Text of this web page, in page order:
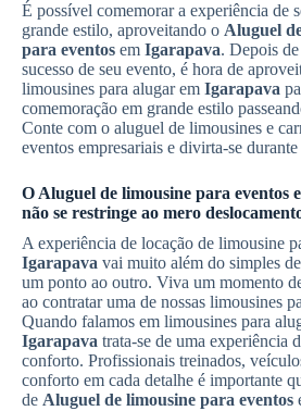
É possível comemorar a experiência de
grande estilo, aproveitando o Aluguel
para eventos em Igarapava. Depois
sucesso de seu evento, é hora de
limousines para alugar em Igarapava
comemoração em grande estilo
Conte com o aluguel de limousines e
eventos empresariais e divirta-se
O Aluguel de limousine para eventos
não se restringe ao mero
A experiência de locação de limousine
Igarapava vai muito além do simples
um ponto ao outro. Viva um momento
ao contratar uma de nossas limousines
Quando falamos em limousines para
Igarapava trata-se de uma experiência
conforto. Profissionais treinados,
conforto em cada detalhe é importante
de Aluguel de limousine para eventos